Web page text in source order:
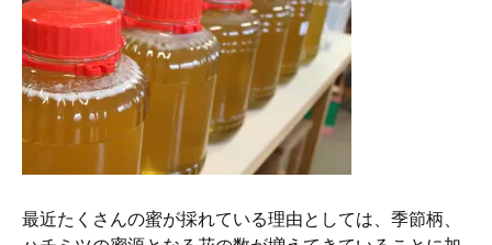
最近たくさんの蜜が採れている理由としては、季節柄、